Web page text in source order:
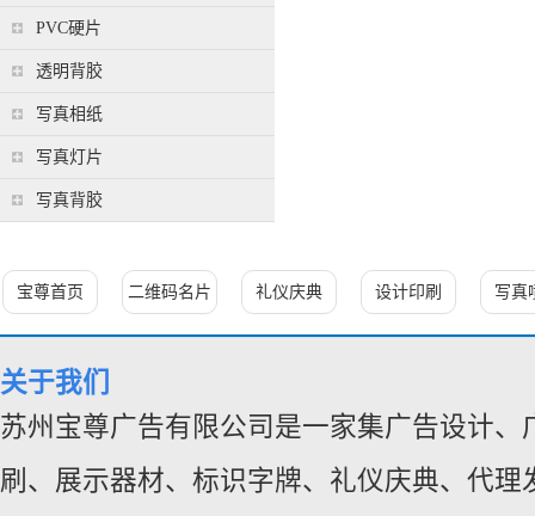
PVC硬片
透明背胶
写真相纸
写真灯片
写真背胶
宝尊首页 二维码名片 礼仪庆典 设计印刷 写真
关于我们
苏州宝尊广告有限公司是一家集广告设计、
刷、展示器材、标识字牌、礼仪庆典、代理